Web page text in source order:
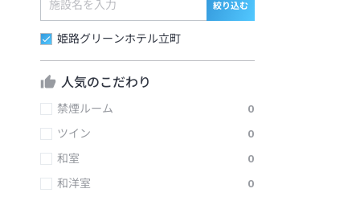
絞り込む
姫路グリーンホテル立町
人気のこだわり
禁煙ルーム
0
ツイン
0
和室
0
和洋室
0